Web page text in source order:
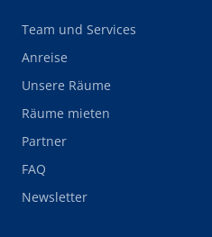
Team und Services
Anreise
Unsere Räume
Räume mieten
Partner
FAQ
Newsletter